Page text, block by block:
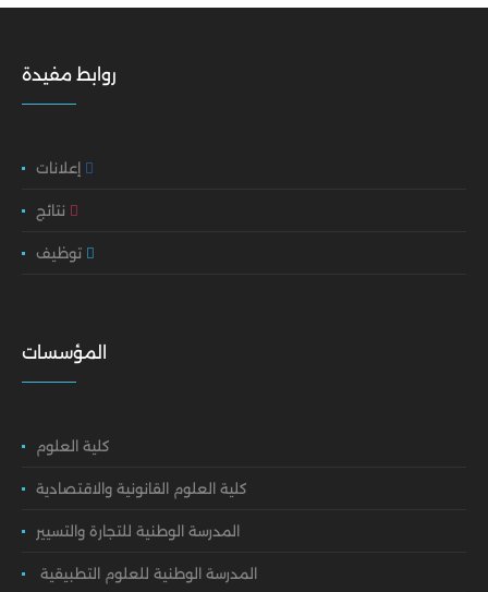
روابط مفيدة
المؤسسات
كلية العلوم
كلية العلوم القانونية والاقتصادية
المدرسة الوطنية للتجارة والتسيير
المدرسة الوطنية للعلوم التطبيقية